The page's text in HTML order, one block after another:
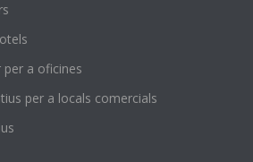
a oficines
per a locals comercials